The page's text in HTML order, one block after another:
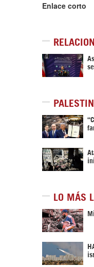
Enlace corto
LO MÁS